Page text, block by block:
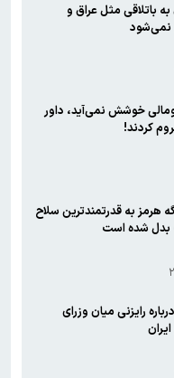
باتلاقی مثل عراق و
نمی‌شود
خوشش نمی‌آید، داور
کردند!
هرمز به قدرتمندترین سلاح
بدل شده است
رایزنی میان وزرای